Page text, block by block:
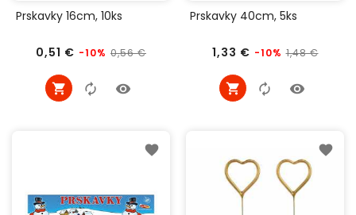
Prskavky 16cm, 10ks
0,51 € Bežná
-10% 0,56 €Cena
Prskavky 40cm, 5ks
1,33 € Bežná
-10% 1,48 €Cena